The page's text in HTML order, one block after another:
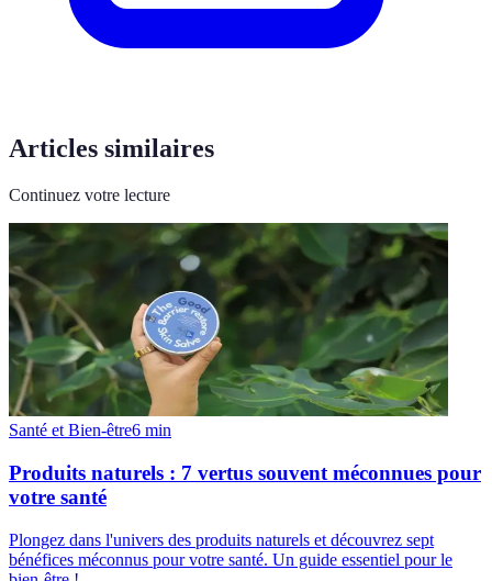
Articles similaires
Continuez votre lecture
Santé et Bien-être6 min
Produits naturels : 7 vertus souvent méconnues pour
votre santé
Plongez dans l'univers des produits naturels et découvrez sept
bénéfices méconnus pour votre santé. Un guide essentiel pour le